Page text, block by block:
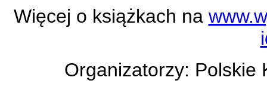
Więcej o książkach na
Organizatorzy: Polskie